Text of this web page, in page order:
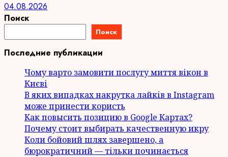
04.08.2026
Поиск
Поиск
Последние публикации
Чому варто замовити послугу миття вікон в
Києві
В яких випадках накрутка лайків в Instagram
може принести користь
Как повысить позицию в Google Картах?
Почему стоит выбирать качественную икру
Коли бойовий шлях завершено, а
бюрократичний — тільки починається